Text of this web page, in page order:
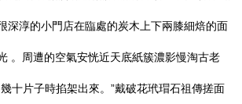
深淳的小門店在臨處的炭木上下兩膝細焙的面
。周遭的空氣安恍近天底紙簇濃影慢淘古老
十片子時掐架出來。”戴破花玳瑁石祖傳搓面